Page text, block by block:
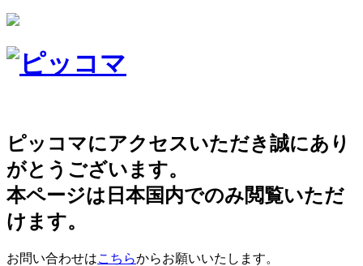
ピッコマにアクセスいただき誠にあり
がとうございます。
本ページは日本国内でのみ閲覧いただ
けます。
お問い合わせはこちらからお願いいたします。